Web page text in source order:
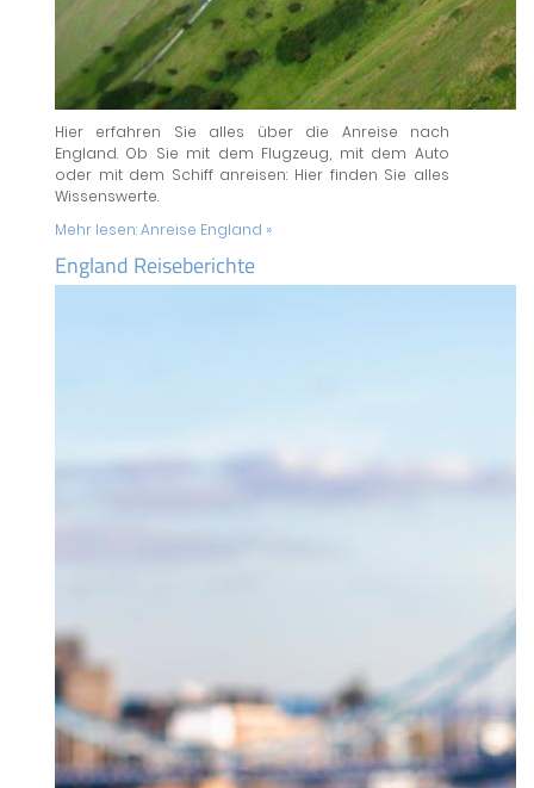
Hier erfahren Sie alles über die Anreise nach
England. Ob Sie mit dem Flugzeug, mit dem Auto
oder mit dem Schiff anreisen: Hier finden Sie alles
Wissenswerte.
Mehr lesen:Anreise England »
England Reiseberichte